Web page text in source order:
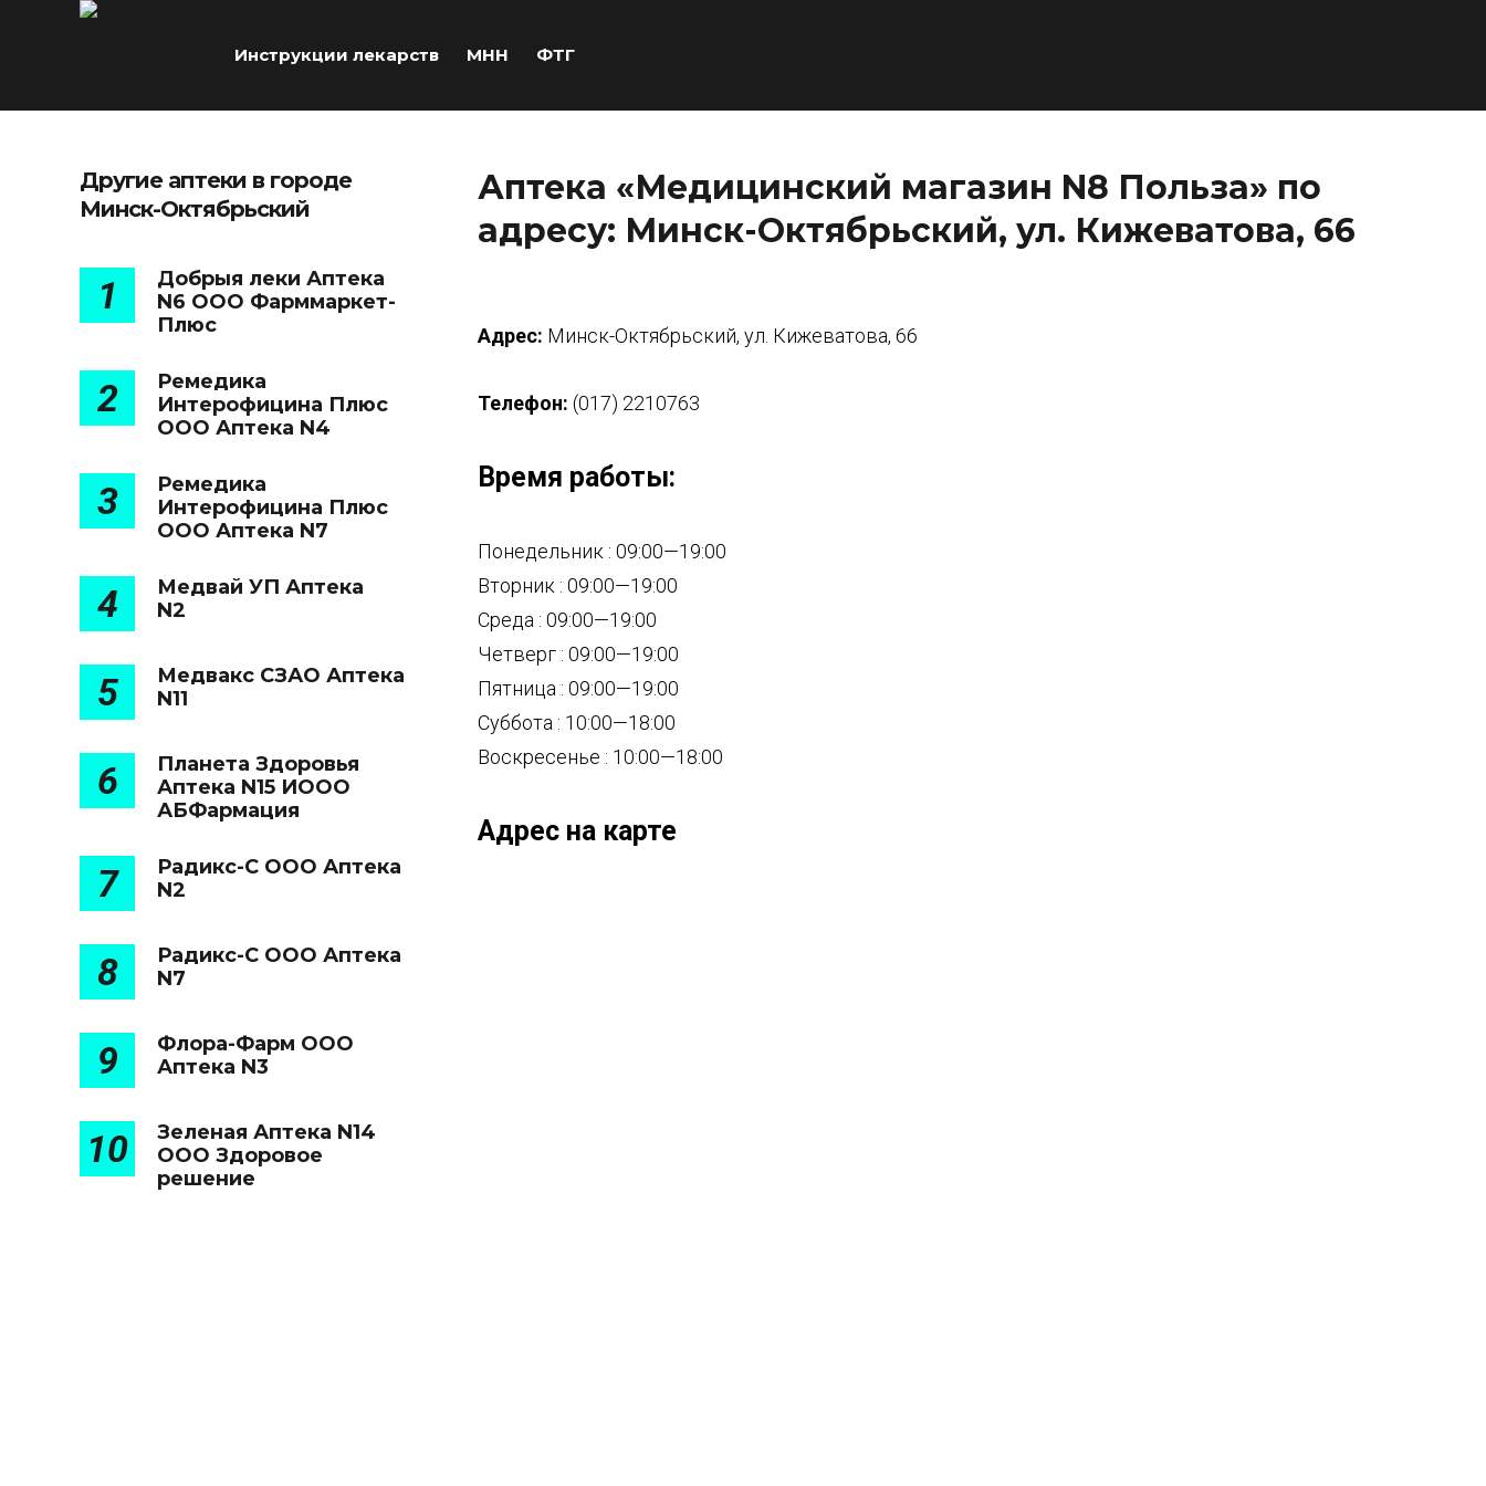
Инструкции лекарств МНН ФТГ
Аптека «Медицинский магазин N8 Польза» по
адресу: Минск-Октябрьский, ул. Кижеватова, 66
Адрес: Минск-Октябрьский, ул. Кижеватова, 66
Телефон: (017) 2210763
Время работы:
Понедельник : 09:00—19:00
Вторник : 09:00—19:00
Среда : 09:00—19:00
Четверг : 09:00—19:00
Пятница : 09:00—19:00
Суббота : 10:00—18:00
Воскресенье : 10:00—18:00
Адрес на карте
Другие аптеки в городе
Минск-Октябрьский
1
Добрыя леки Аптека
N6 ООО Фарммаркет-
Плюс
2
Ремедика
Интерофицина Плюс
ООО Аптека N4
3
Ремедика
Интерофицина Плюс
ООО Аптека N7
4
Медвай УП Аптека
N2
5
Медвакс СЗАО Аптека
N11
6
Планета Здоровья
Аптека N15 ИООО
АБФармация
7
Радикс-С ООО Аптека
N2
8
Радикс-С ООО Аптека
N7
9
Флора-Фарм ООО
Аптека N3
10
Зеленая Аптека N14
ООО Здоровое
решение